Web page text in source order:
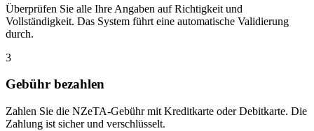
Überprüfen Sie alle Ihre Angaben auf Richtigkeit und
Vollständigkeit. Das System führt eine automatische Validierung
durch.
3
Gebühr bezahlen
Zahlen Sie die NZeTA-Gebühr mit Kreditkarte oder Debitkarte. Die
Zahlung ist sicher und verschlüsselt.